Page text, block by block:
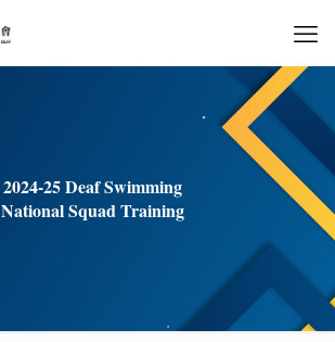
2024-25 Deaf Swimming
National Squad Training